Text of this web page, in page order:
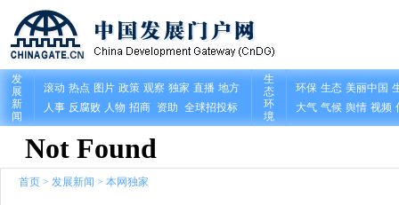
首页 > 发展新闻 > 本网独家